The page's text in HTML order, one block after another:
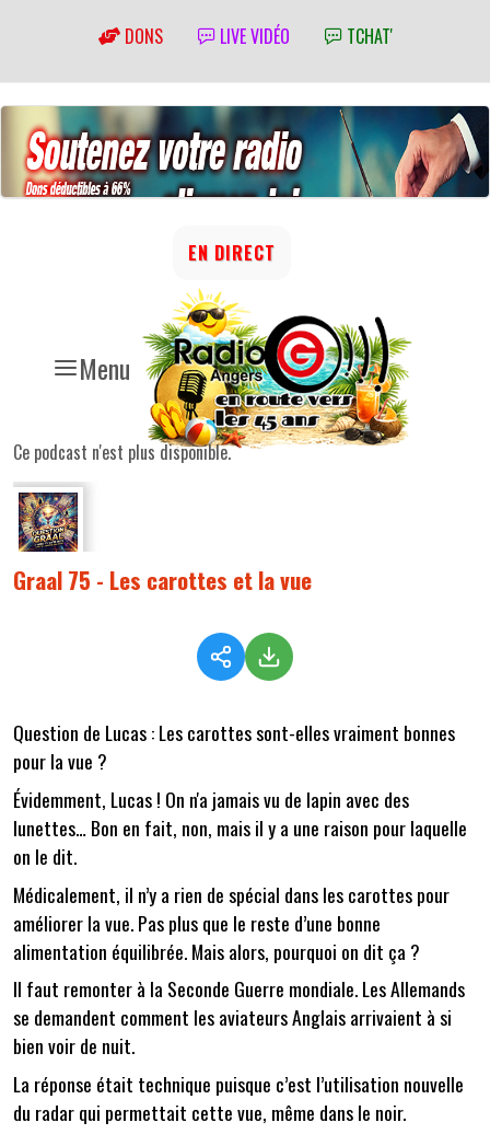
DONS LIVE VIDÉO TCHAT'
Menu
EN DIRECT
Ce podcast n'est plus disponible.
Graal 75 - Les carottes et la vue
Question de Lucas : Les carottes sont-elles vraiment bonnes
pour la vue ?
Évidemment, Lucas ! On n'a jamais vu de lapin avec des
lunettes… Bon en fait, non, mais il y a une raison pour laquelle
on le dit.
Médicalement, il n’y a rien de spécial dans les carottes pour
améliorer la vue. Pas plus que le reste d’une bonne
alimentation équilibrée. Mais alors, pourquoi on dit ça ?
Il faut remonter à la Seconde Guerre mondiale. Les Allemands
se demandent comment les aviateurs Anglais arrivaient à si
bien voir de nuit.
La réponse était technique puisque c’est l’utilisation nouvelle
du radar qui permettait cette vue, même dans le noir.